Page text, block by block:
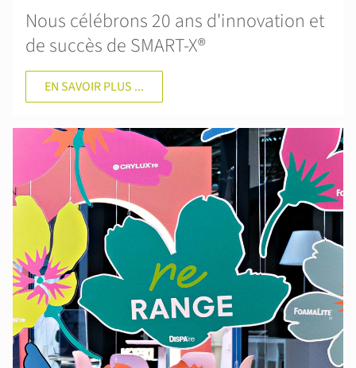
Nous célébrons 20 ans d'innovation et
de succès de SMART-X®
EN SAVOIR PLUS ...